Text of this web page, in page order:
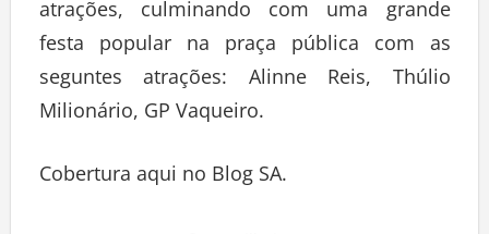
atrações, culminando com uma grande
festa popular na praça pública com as
seguntes atrações: Alinne Reis, Thúlio
Milionário, GP Vaqueiro.
Cobertura aqui no Blog SA.